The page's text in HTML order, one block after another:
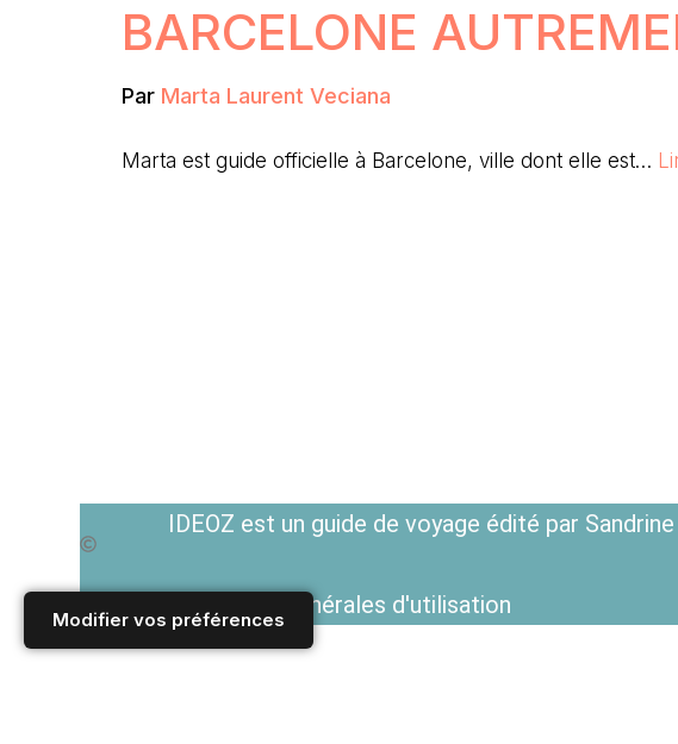
Modifier vos préférences
BARCELONE
Par Marta Laurent Veciana
Marta est guide officielle à Barcelone, ville dont elle est…
IDEOZ est un guide de voyage édité par
Voir les Conditions générales d'utilisation